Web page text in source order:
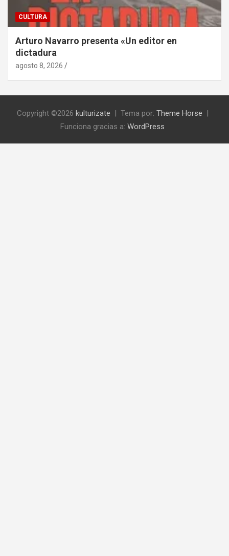
CULTURA
Arturo Navarro presenta «Un editor en
dictadura
agosto 8, 2026
Copyright ©2026 kulturizate Tema por: Theme Horse
Funciona gracias a: WordPress